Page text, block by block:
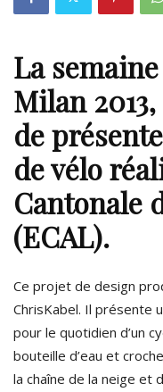
La
Milan
de
de vélo
Cantonale
(ECAL).
Ce projet de design
ChrisKabel. Il présente
pour le quotidien d’un
bouteille d’eau et
la chaîne de la neige et